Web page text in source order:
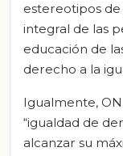
estereotipos
integral de las
educación de
derecho a la
Igualmente,
“igualdad de
alcanzar su